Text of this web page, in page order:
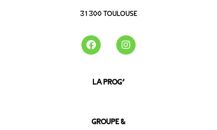
31300 TOULOUSE
LA PROG’
GROUPE &